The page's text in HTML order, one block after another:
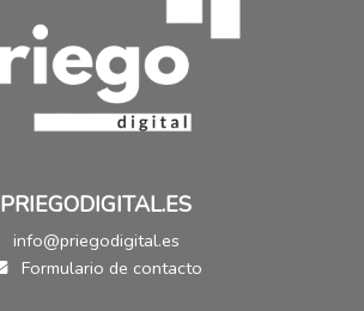
PRIEGODIGITAL.ES
info@priegodigital.es
Formulario de contacto